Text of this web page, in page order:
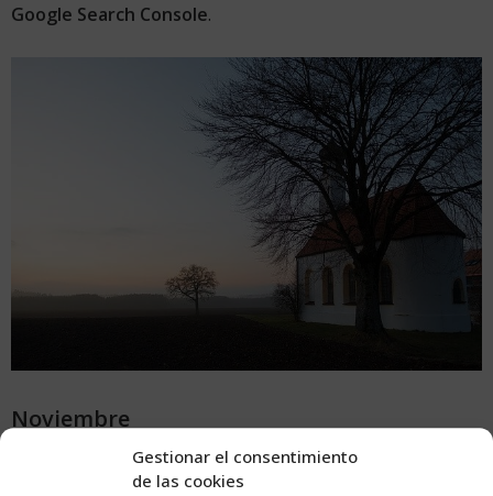
Gestionar el consentimiento
de las cookies
Google Search Console.
Noviembre
Ya tienes tu sitio web puesto en marcha, con sus páginas